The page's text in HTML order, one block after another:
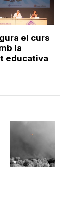
el curs
la
educativa